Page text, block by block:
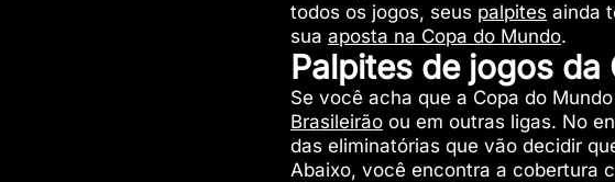
todos os jogos, seus palpites ainda
sua aposta na Copa do Mundo.
Palpites de jogos
Se você acha que a Copa do
Brasileirão ou em outras ligas. No
das eliminatórias que vão decidir
Abaixo, você encontra a cobertura